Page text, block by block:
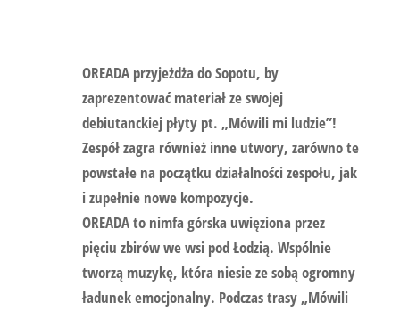
OREADAprzyjeżdża do Sopotu, by
zaprezentować materiał ze swojej
debiutanckiej płyty pt. „Mówili mi ludzie”!
Zespół zagra również inne utwory, zarówno te
powstałe na początku działalności zespołu, jak
i zupełnie nowe kompozycje.
OREADAto nimfa górska uwięziona przez
pięciu zbirów we wsi pod Łodzią. Wspólnie
tworzą muzykę, która niesie ze sobą ogromny
ładunek emocjonalny. Podczas trasy „Mówili